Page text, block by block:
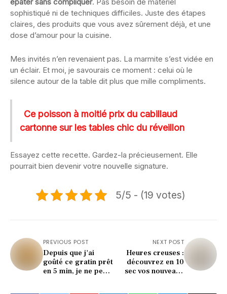
sophistiqué ni de techniques difficiles. Juste des étapes
claires, des produits que vous avez sûrement déjà, et une
dose d’amour pour la cuisine.
Mes invités n’en revenaient pas. La marmite s’est vidée en
un éclair. Et moi, je savourais ce moment : celui où le
silence autour de la table dit plus que mille compliments.
Ce poisson à moitié prix du cabillaud
cartonne sur les tables chic du réveillon
Essayez cette recette. Gardez-la précieusement. Elle
pourrait bien devenir votre nouvelle signature.
5/5 - (19 votes)
PREVIOUS POST
Depuis que j'ai
goûté ce gratin prêt
en 5 min, je ne peux
NEXT POST
Heures creuses :
découvrez en 10
sec vos nouveaux